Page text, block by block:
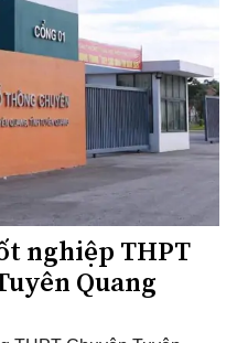
nghiệp THPT
Quang